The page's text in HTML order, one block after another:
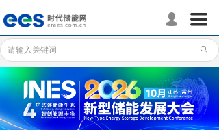
끀
首页
储能分会
储能政策
储能应用
넙
ꄙ